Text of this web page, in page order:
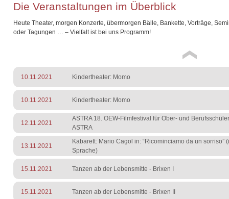
Die Veranstaltungen im Überblick
Heute Theater, morgen Konzerte, übermorgen Bälle, Bankette, Vorträge,
oder Tagungen … – Vielfalt ist bei uns Programm!
10.11.2021 Kindertheater: Momo
10.11.2021 Kindertheater: Momo
12.11.2021
ASTRA 18. OEW-Filmfestival für Ober- und
ASTRA
13.11.2021
Kabarett: Mario Cagol in: “Ricominciamo da un sorriso”
Sprache)
15.11.2021 Tanzen ab der Lebensmitte - Brixen I
15.11.2021 Tanzen ab der Lebensmitte - Brixen II